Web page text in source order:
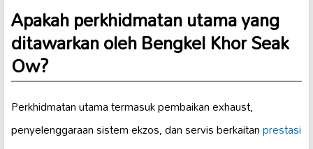
Apakah perkhidmatan utama yang
ditawarkan oleh Bengkel Khor Seak
Ow?
Perkhidmatan utama termasuk pembaikan exhaust,
penyelenggaraan sistem ekzos, dan servis berkaitanprestasi